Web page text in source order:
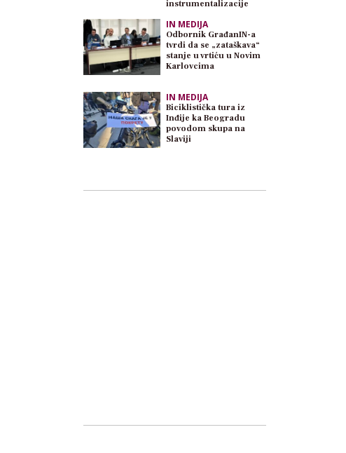
instrumentalizacije
IN MEDIJA
Odbornik GrađanIN-a
tvrdi da se „zataškava“
stanje u vrtiću u Novim
Karlovcima
IN MEDIJA
Biciklistička tura iz
Inđije ka Beogradu
povodom skupa na
Slaviji